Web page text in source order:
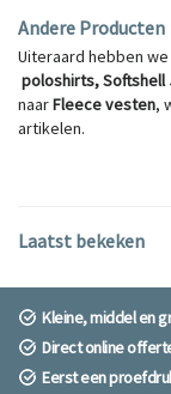
Andere Producten
Uiteraard hebben
poloshirts,Softshell
naarFleece vesten,
artikelen.
Laatst bekeken
Kleine, middel en
Direct online
Eerst een